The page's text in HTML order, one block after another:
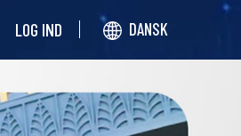
LOG IND DANSK